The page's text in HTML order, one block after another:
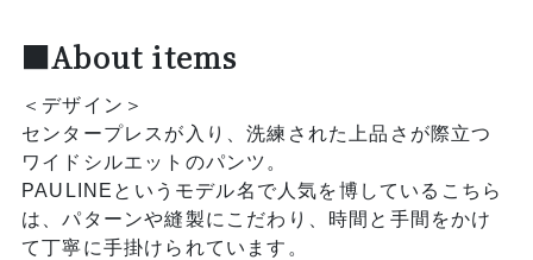
■About items
＜デザイン＞
センタープレスが入り、洗練された上品さが際立つ
ワイドシルエットのパンツ。
PAULINEというモデル名で人気を博しているこちら
は、パターンや縫製にこだわり、時間と手間をかけ
て丁寧に手掛けられています。